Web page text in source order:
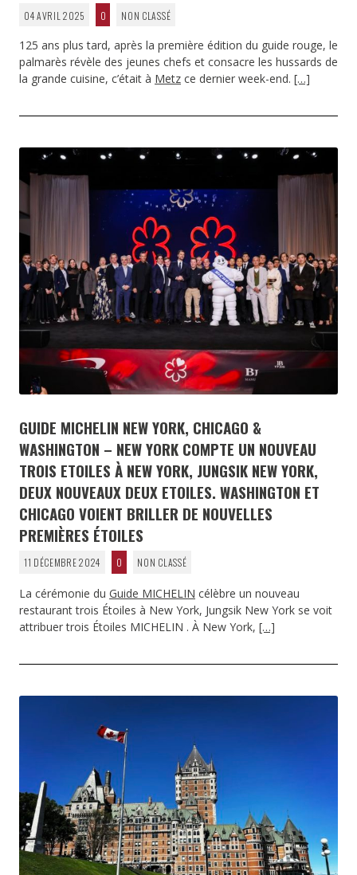
04 AVRIL 2025 0 NON CLASSÉ
125 ans plus tard, après la première édition du guide rouge, le
palmarès révèle des jeunes chefs et consacre les hussards de
la grande cuisine, c’était à Metz ce dernier week-end. […]
GUIDE MICHELIN NEW YORK, CHICAGO &
WASHINGTON – NEW YORK COMPTE UN NOUVEAU
TROIS ETOILES À NEW YORK, JUNGSIK NEW YORK,
DEUX NOUVEAUX DEUX ETOILES. WASHINGTON ET
CHICAGO VOIENT BRILLER DE NOUVELLES
PREMIÈRES ÉTOILES
11 DÉCEMBRE 2024 0 NON CLASSÉ
La cérémonie du Guide MICHELIN célèbre un nouveau
restaurant trois Étoiles à New York, Jungsik New York se voit
attribuer trois Étoiles MICHELIN . À New York, […]